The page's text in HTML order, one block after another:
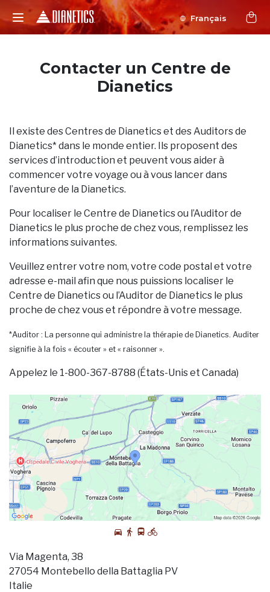
Français
Contacter un Centre de
Dianetics
Il existe des Centres de Dianetics et des Auditors de
Dianetics* dans le monde entier. Ils proposent des
services d’introduction et peuvent vous aider à
commencer votre voyage ou à vous lancer dans
l’aventure de la Dianetics.
Pour localiser le Centre de Dianetics ou l’Auditor de
Dianetics le plus proche de chez vous, remplissez les
informations suivantes.
Veuillez entrer votre nom, votre code postal et votre
adresse e-mail afin que nous puissions localiser le
Centre de Dianetics ou l’Auditor de Dianetics le plus
proche de chez vous et répondre à votre message.
*Auditor : La personne qui administre la thérapie de Dianetics. Auditer
signifie à la fois « écouter » et « raisonner ».
Appelez le 1-800-367-8788 (États-Unis et Canada)
Via Magenta, 38
27054 Montebello della Battaglia PV
Italie